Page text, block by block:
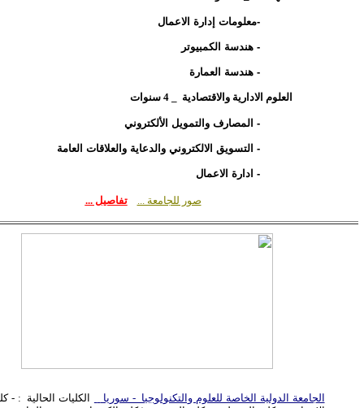
-معلومات إدارة الاعمال
-هندسة الكمبيوتر
-هندسة العمارة
العلوم الادارية والاقتصادية _ 4 سنوات
- المصارف والتمويل الألكتروني
- التسويق الالكتروني والدعاية والعلاقات العامة
- ادارة الاعمال
صور للجامعة ... تفاصيل ...
الجامعة الدولية الخاصة للعلوم والتكنولوجيا - سوريا الكليات الحالية : -